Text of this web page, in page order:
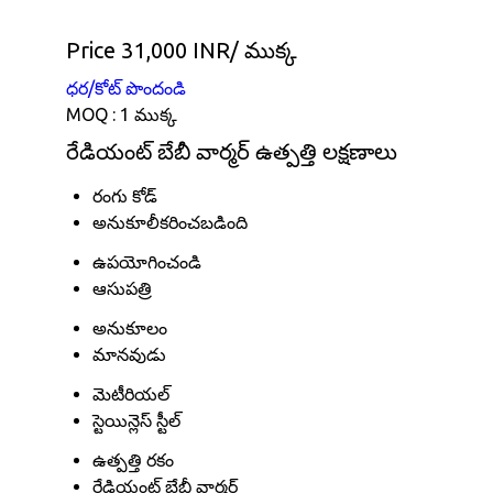
Price 31,000 INR/ ముక్క
ధర/కోట్ పొందండి
MOQ : 1 ముక్క
రేడియంట్ బేబీ వార్మర్ ఉత్పత్తి లక్షణాలు
రంగు కోడ్
అనుకూలీకరించబడింది
ఉపయోగించండి
ఆసుపత్రి
అనుకూలం
మానవుడు
మెటీరియల్
స్టెయిన్లెస్ స్టీల్
ఉత్పత్తి రకం
రేడియంట్ బేబీ వార్మర్